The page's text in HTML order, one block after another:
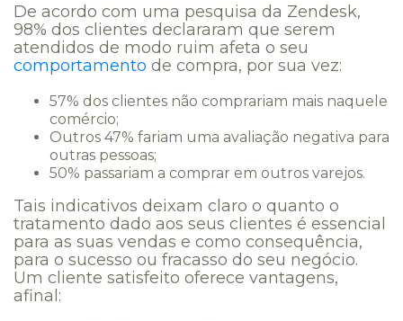
De acordo com uma pesquisa da Zendesk,
98% dos clientes declararam que serem
atendidos de modo ruim afeta o seu
comportamento de compra, por sua vez:
57% dos clientes não comprariam mais naquele
comércio;
Outros 47% fariam uma avaliação negativa para
outras pessoas;
50% passariam a comprar em outros varejos.
Tais indicativos deixam claro o quanto o
tratamento dado aos seus clientes é essencial
para as suas vendas e como consequência,
para o sucesso ou fracasso do seu negócio.
Um cliente satisfeito oferece vantagens,
afinal: